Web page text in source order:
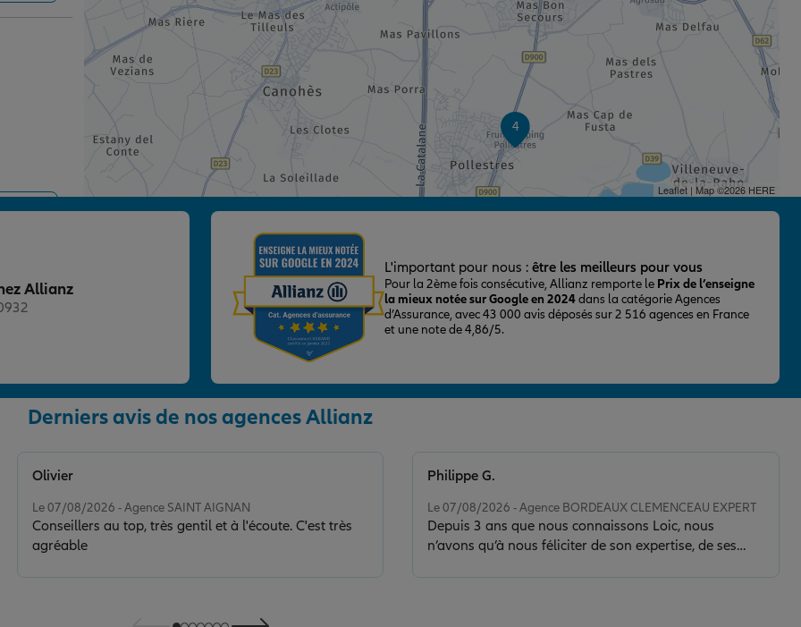
4
Leaflet| Map ©2026 HERE
Allianz
L'important pour nous : être les meilleurs pour vous
Pour la 2ème fois consécutive, Allianz remporte le Prix de l’enseigne
la mieux notée sur Google en 2024dans la catégorie Agences
d’Assurance, avec 43 000 avis déposés sur 2 516 agences en France
et une note de 4,86/5.
Derniers avis de nos agences Allianz
Le 07/08/2026 - Agence SAINT AIGNAN
Conseillers au top, très gentil et à l'écoute. C'est très
agréable
Olivier
Le 07/08/2026 - Agence BORDEAUX CLEMENCEAU EXPERT
Depuis 3 ans que nous connaissons Loic, nous
n’avons qu’à nous féliciter de son expertise, de ses
Philippe G.